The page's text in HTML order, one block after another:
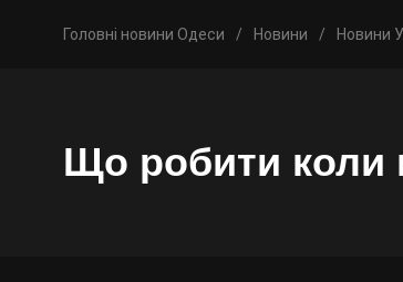
Головні новини Одеси / Новини / Новини
Що робити коли